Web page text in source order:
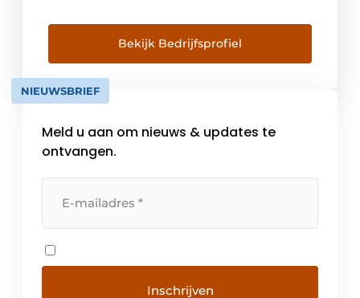
analyses, advies, smaak- en
kwaliteitsmonitoring of digitalisering. Als
kennispartner in voedselveiligheid,
productkwaliteit en smaak ontzorgen we je
met een breed pakket aan […]
Bekijk Bedrijfsprofiel
NIEUWSBRIEF
Meld u aan om nieuws & updates te
ontvangen.